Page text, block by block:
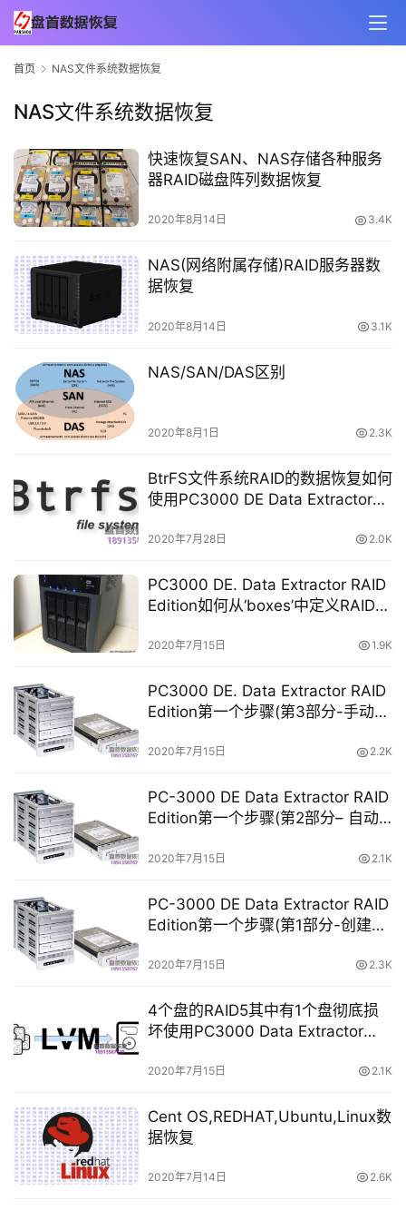
首页 NAS文件系统数据恢复
NAS文件系统数据恢复
快速恢复SAN、NAS存储各种服务
器RAID磁盘阵列数据恢复
2020年8月14日 3.4K
NAS(网络附属存储)RAID服务器数
据恢复
2020年8月14日 3.1K
NAS/SAN/DAS区别
2020年8月1日 2.3K
BtrFS文件系统RAID的数据恢复如何
使用PC3000 DE Data Extractor
2020年7月28日 2.0K
PC3000 DE. Data Extractor RAID
Edition如何从‘boxes’中定义RAID阵
2020年7月15日 1.9K
PC3000 DE. Data Extractor RAID
Edition第一个步骤(第3部分-手动构
2020年7月15日 2.2K
PC-3000 DE Data Extractor RAID
Edition第一个步骤(第2部分– 自动
2020年7月15日 2.1K
PC-3000 DE Data Extractor RAID
Edition第一个步骤(第1部分-创建
务。)
2020年7月15日 2.3K
4个盘的RAID5其中有1个盘彻底损
坏使用PC3000 Data Extractor
2020年7月15日 2.1K
Cent OS,REDHAT,Ubuntu,Linux数
据恢复
2020年7月14日 2.6K